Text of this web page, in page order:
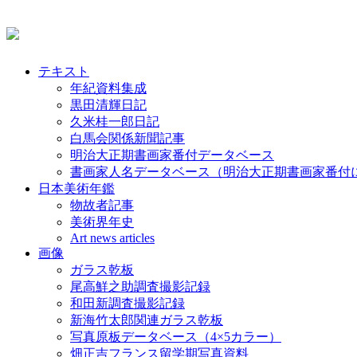
テキスト
年紀資料集成
黒田清輝日記
久米桂一郎日記
白馬会関係新聞記事
明治大正期書画家番付データベース
書画家人名データベース（明治大正期書画家番付
日本美術年鑑
物故者記事
美術界年史
Art news articles
画像
ガラス乾板
尾高鮮之助調査撮影記録
和田新調査撮影記録
新海竹太郎関連ガラス乾板
写真原板データベース（4×5カラー）
畑正吉フランス留学期写真資料